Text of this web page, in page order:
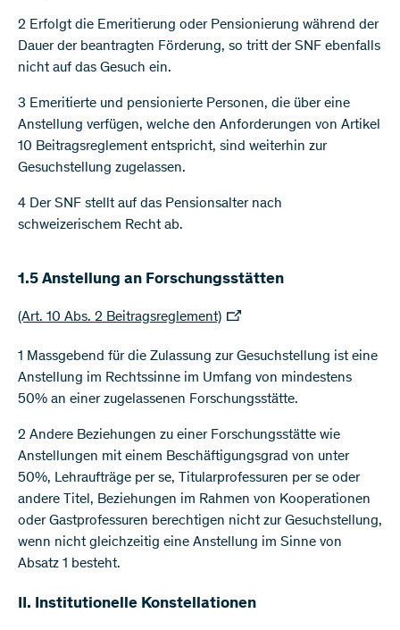
2 Erfolgt die Emeritierung oder Pensionierung während der
Dauer der beantragten Förderung, so tritt der SNF ebenfalls
nicht auf das Gesuch ein.
3 Emeritierte und pensionierte Personen, die über eine
Anstellung verfügen, welche den Anforderungen von Artikel
10 Beitragsreglement entspricht, sind weiterhin zur
Gesuchstellung zugelassen.
4 Der SNF stellt auf das Pensionsalter nach
schweizerischem Recht ab.
1.5 Anstellung an Forschungsstätten
(Art. 10 Abs. 2 Beitragsreglement)
1 Massgebend für die Zulassung zur Gesuchstellung ist eine
Anstellung im Rechtssinne im Umfang von mindestens
50% an einer zugelassenen Forschungsstätte.
2 Andere Beziehungen zu einer Forschungsstätte wie
Anstellungen mit einem Beschäftigungsgrad von unter
50%, Lehraufträge per se, Titularprofessuren per se oder
andere Titel, Beziehungen im Rahmen von Kooperationen
oder Gastprofessuren berechtigen nicht zur Gesuchstellung,
wenn nicht gleichzeitig eine Anstellung im Sinne von
Absatz 1 besteht.
II. Institutionelle Konstellationen